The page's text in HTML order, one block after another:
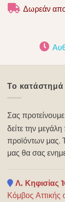
Δωρεάν
Το
Σας
δείτε την
προϊόντων μας.
μας θα σας
Λ. Κηφισίας
Κόμβος